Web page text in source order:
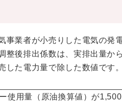
事業者が小売りした電気の発
整後排出係数は、実排出量か
した電力量で除した数値です。
使用量（原油換算値）が